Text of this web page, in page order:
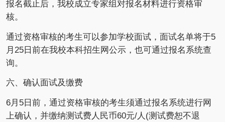
报名截止后，我校成立专家组对报名材料进行资格审
核。
通过资格审核的考生可以参加学校面试，面试名单将于5
月25日前在我校本科招生网公示，也可通过报名系统查
询。
六、确认面试及缴费
6月5日前，通过资格审核的考生须通过报名系统进行网
上确认，并缴纳测试费人民币60元/人(测试费恕不退